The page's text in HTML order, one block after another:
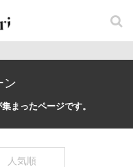
ン
まったページです。
人気順